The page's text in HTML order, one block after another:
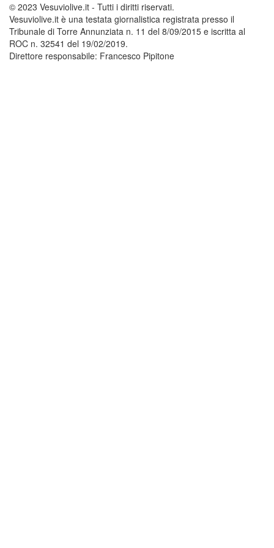
© 2023 Vesuviolive.it - Tutti i diritti riservati.
Vesuviolive.it è una testata giornalistica registrata presso il
Tribunale di Torre Annunziata n. 11 del 8/09/2015 e iscritta al
ROC n. 32541 del 19/02/2019.
Direttore responsabile: Francesco Pipitone